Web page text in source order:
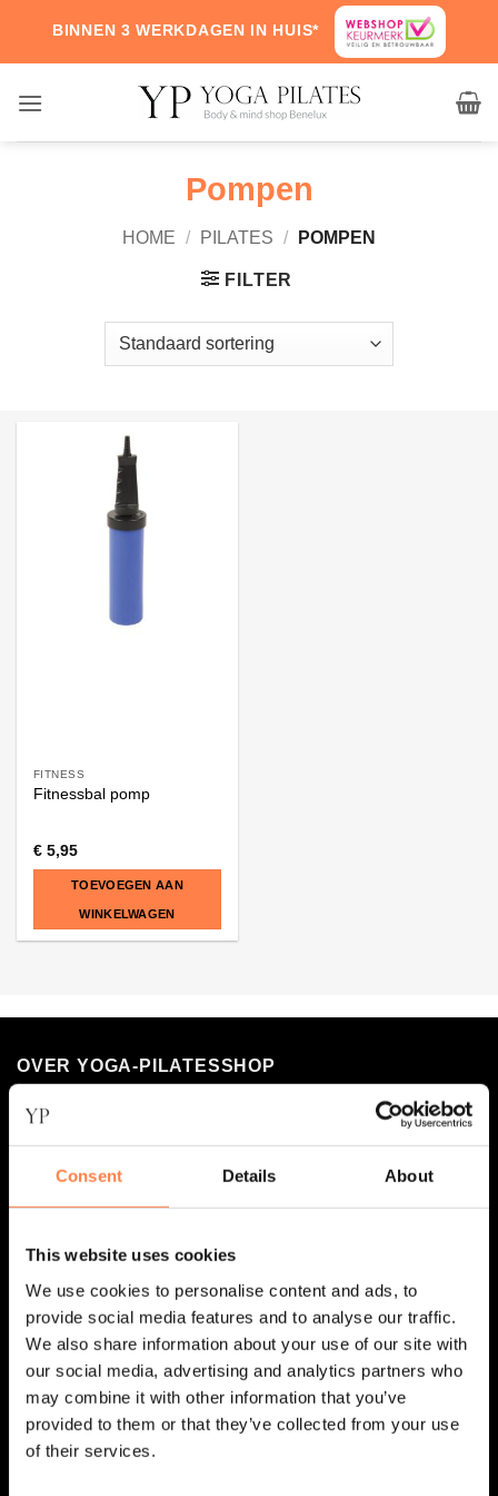
Consent Details About
This website uses cookies
We use cookies to personalise content and ads, to
provide social media features and to analyse our traffic.
We also share information about your use of our site with
our social media, advertising and analytics partners who
may combine it with other information that you’ve
provided to them or that they’ve collected from your use
of their services.
content
BINNEN 3 WERKDAGEN IN HUIS*
Pompen
HOME / PILATES / POMPEN
FILTER
FITNESS
Fitnessbal pomp
€5,95
TOEVOEGEN AAN
WINKELWAGEN
OVER YOGA-PILATESSHOP
Jouw go-to webshop voor hoogwaardige yoga- en
pilates, hebben we jaren geleden deze webshop opgericht
– met liefde voor de practice en oog voor kwaliteit.